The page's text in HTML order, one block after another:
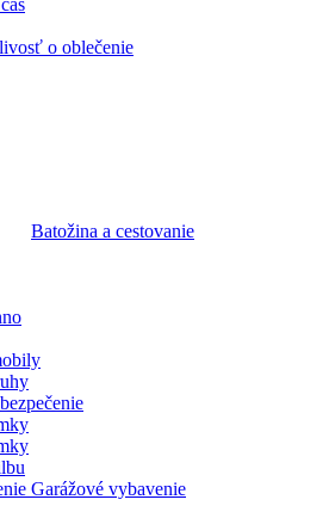
o oblečenie
Batožina a cestovanie
Garážové vybavenie